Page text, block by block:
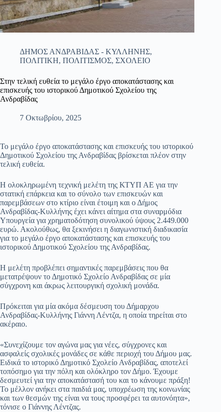
ΔΗΜΟΣ ΑΝΔΡΑΒΙΔΑΣ - ΚΥΛΛΗΝΗΣ,
ΠΟΛΙΤΙΚΗ, ΠΟΛΙΤΙΣΜΟΣ, ΣΧΟΛΕΙΟ
Στην τελική ευθεία το μεγάλο έργο αποκατάστασης και
επισκευής του ιστορικού Δημοτικού Σχολείου της
Ανδραβίδας
7 Οκτωβρίου, 2025
Το μεγάλο έργο αποκατάστασης και επισκευής του ιστορικού
Δημοτικού Σχολείου της Ανδραβίδας βρίσκεται πλέον στην
τελική ευθεία.
Η ολοκληρωμένη τεχνική μελέτη της ΚΤΥΠ ΑΕ για την
στατική επάρκεια και το σύνολο των επισκευών και
παρεμβάσεων στο κτίριο είναι έτοιμη και ο Δήμος
Ανδραβίδας-Κυλλήνης έχει κάνει αίτημα στα συναρμόδια
Υπουργεία για χρηματοδότηση συνολικού ύψους 2.449.000
ευρώ. Ακολούθως, θα ξεκινήσει η διαγωνιστική διαδικασία
για το μεγάλο έργο αποκατάστασης και επισκευής του
ιστορικού Δημοτικού Σχολείου της Ανδραβίδας.
Η μελέτη προβλέπει σημαντικές παρεμβάσεις που θα
μετατρέψουν το Δημοτικό Σχολείο Ανδραβίδας σε μία
σύγχρονη και άκρως λειτουργική σχολική μονάδα.
Πρόκειται για μία ακόμα δέσμευση του Δήμαρχου
Ανδραβίδας-Κυλλήνης Γιάννη Λέντζα, η οποία τηρείται στο
ακέραιο.
«Συνεχίζουμε τον αγώνα μας για νέες, σύγχρονες και
ασφαλείς σχολικές μονάδες σε κάθε περιοχή του Δήμου μας.
Ειδικά το ιστορικό Δημοτικό Σχολείο Ανδραβίδας, αποτελεί
τοπόσημο για την πόλη και ολόκληρο τον Δήμο. Έχουμε
δεσμευτεί για την αποκατάστασή του και το κάνουμε πράξη!
Το μέλλον ανήκει στα παιδιά μας, υποχρέωση της κοινωνίας
και των θεσμών της είναι να τους προσφέρει τα αυτονόητα»,
τόνισε ο Γιάννης Λέντζας.